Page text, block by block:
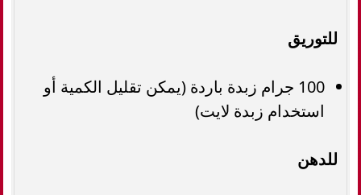
للتوريق
100 جرام زبدة باردة (يمكن تقليل الكمية أو
استخدام زبدة لايت)
للدهن